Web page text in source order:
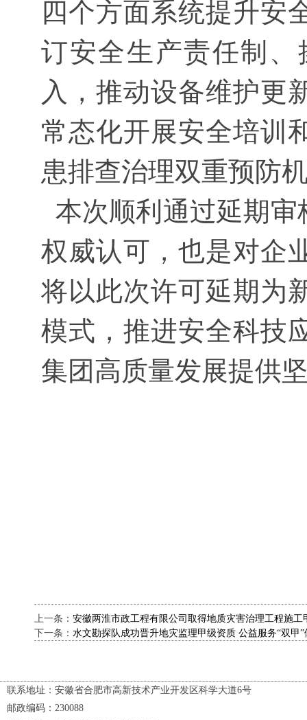
四个方面系统提升安
订安全生产责任制
入，推动设备维护更
常态化开展安全培训
患排查治理双重预防
本次顺利通过延期
权威认可，也是对企
将以此次许可延期为
模式，推进安全科技
集团高质量发展提供
上一条： 安徽两淮市政工程有限公司取得地质灾害治理工程施工
下一条： 水文勘探队成功晋升地灾监理甲级资质 公益服务“双甲”
联系地址：安徽省合肥市高新技术产业开发区科学大道6号
邮政编码：230088